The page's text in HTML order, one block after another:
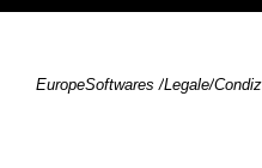
EuropeSoftwares /Legale/